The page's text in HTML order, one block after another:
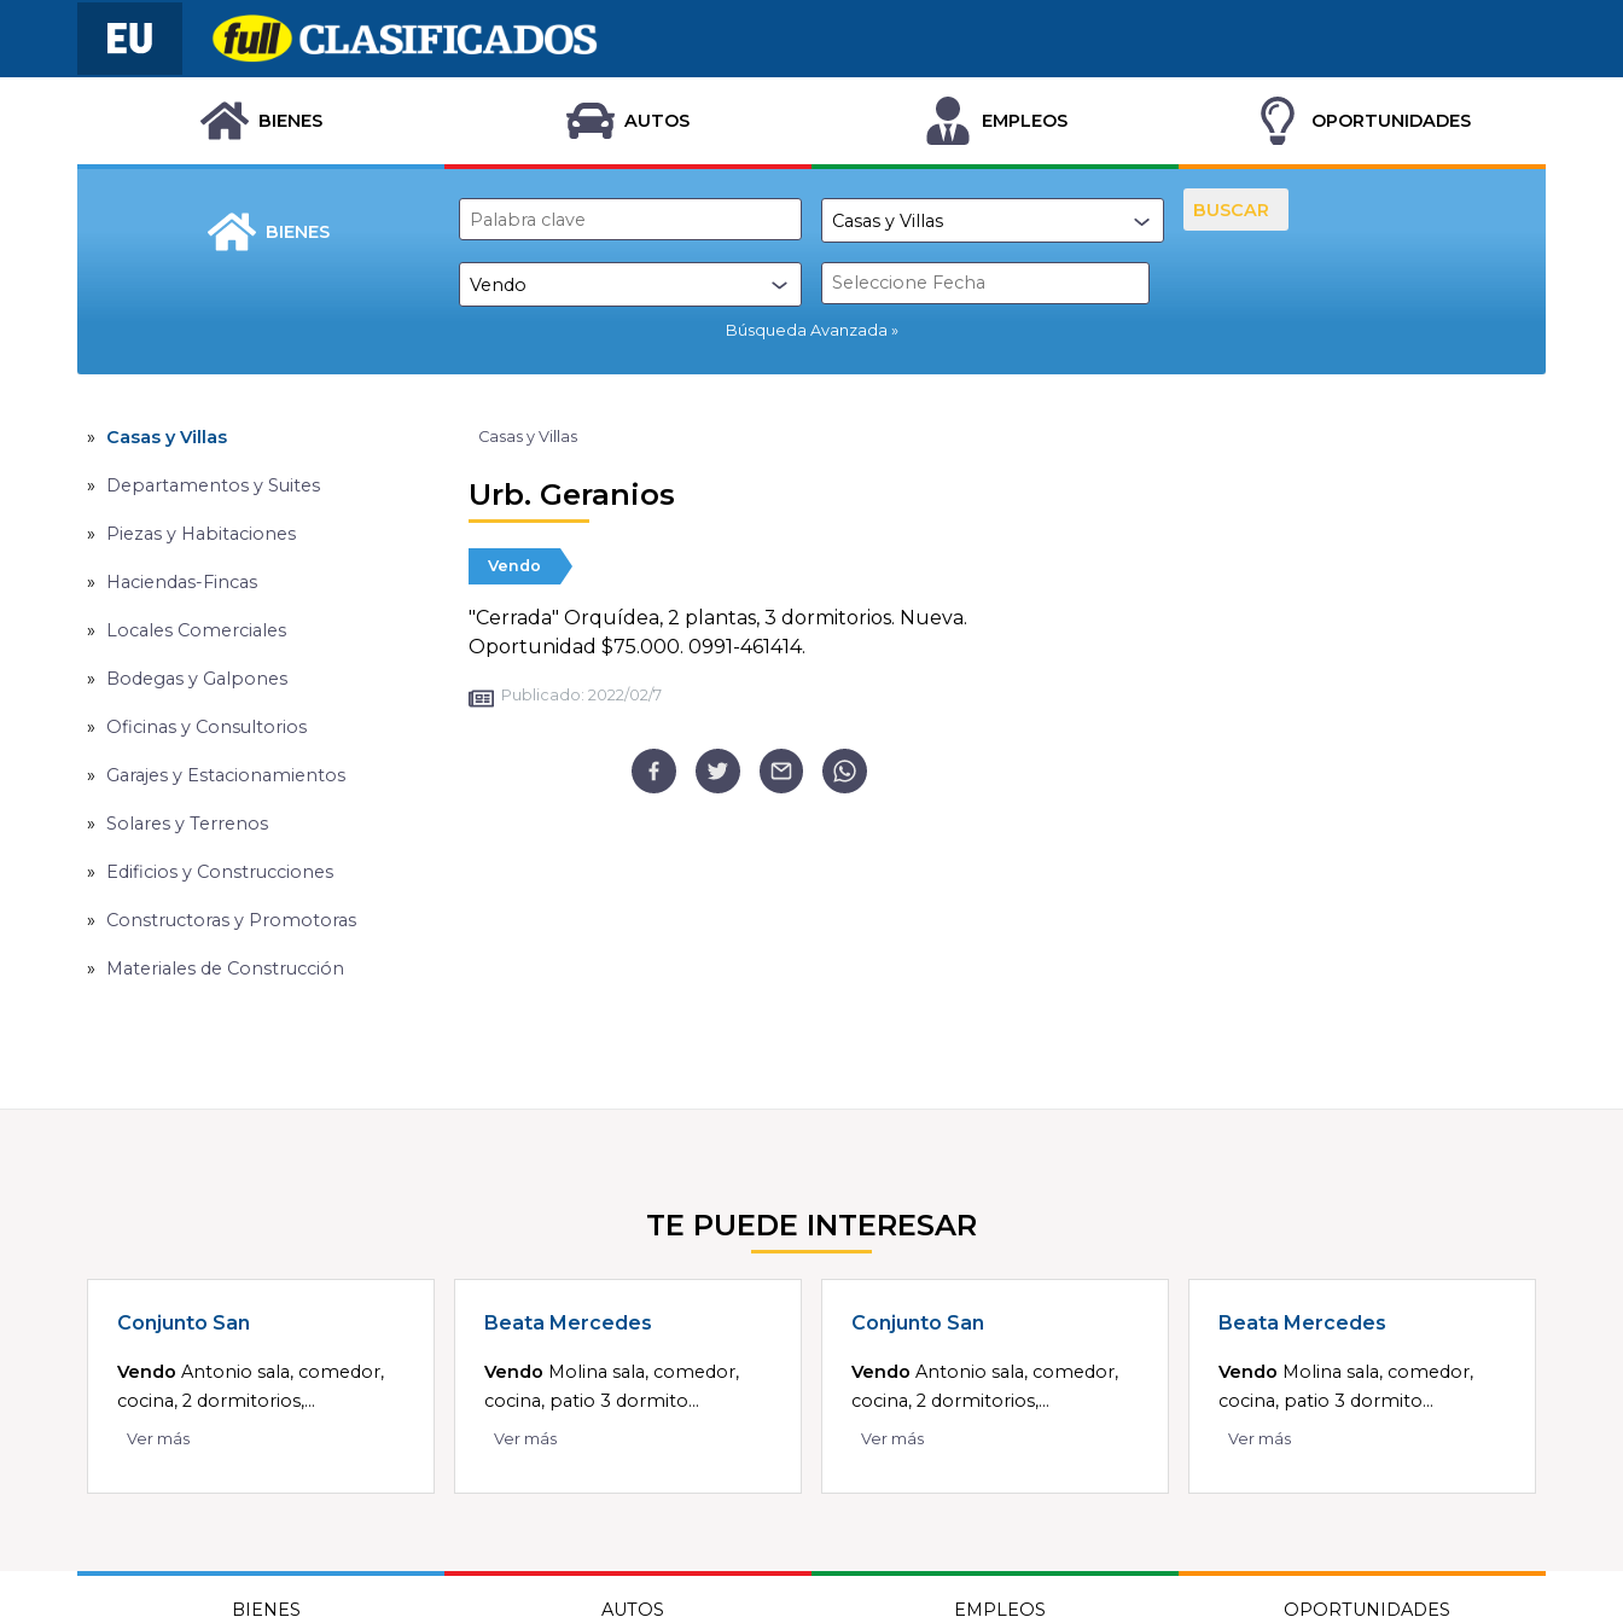
BIENES AUTOS EMPLEOS OPORTUNIDADES
BIENES
Búsqueda Avanzada
BUSCAR
Casas y Villas
Departamentos y Suites
Piezas y Habitaciones
Haciendas-Fincas
Locales Comerciales
Bodegas y Galpones
Oficinas y Consultorios
Garajes y Estacionamientos
Solares y Terrenos
Edificios y Construcciones
Constructoras y Promotoras
Materiales de Construcción
Casas y Villas
Urb. Geranios
Vendo
"Cerrada" Orquídea, 2 plantas, 3 dormitorios. Nueva.
Oportunidad $75.000. 0991-461414.
Publicado: 2022/02/7
TE PUEDE INTERESAR
Conjunto San
Vendo Antonio sala, comedor,
cocina, 2 dormitorios,...
Ver más
Beata Mercedes
Vendo Molina sala, comedor,
cocina, patio 3 dormito...
Ver más
Conjunto San
Vendo Antonio sala, comedor,
cocina, 2 dormitorios,...
Ver más
Beata Mercedes
Vendo Molina sala, comedor,
cocina, patio 3 dormito...
Ver más
BIENES AUTOS EMPLEOS OPORTUNIDADES